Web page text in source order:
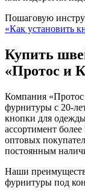
Пошаговую
«Как установить
Купить
«Протос и
Компания
фурнитуры с 20-
кнопки для
ассортимент
оптовых
постоянным
Наши
фурнитуры под